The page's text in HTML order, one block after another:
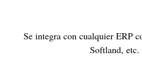
Se integra con cualquier ERP
Softland, etc.